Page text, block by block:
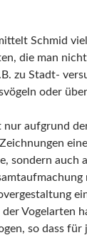
Schmid
die man
zu Stadt-
oder
nur aufgrund
sondern auch
Vogelarten
so dass für